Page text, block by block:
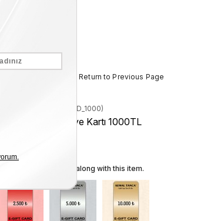
< < Return to Previous Page
(EGIFCARD_1000)
Kemal Tanca Hediye Kartı 1000TL
We recommend these along with this item.